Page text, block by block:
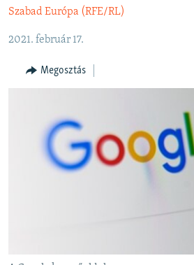
Ugrás
VIDEÓK
ELEMZŐ
NER15
TÁRSADALOM
DEMOKRÁCIA
A PÉNZ NYOMÁBAN
Szabad Európa (RFE/RL)
2021. február 17.
Megosztás